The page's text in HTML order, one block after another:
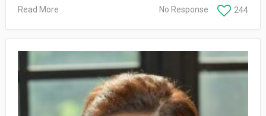
Read More 244
No Response